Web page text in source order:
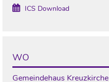
ICS Download
WO
Gemeindehaus Kreuzkirche